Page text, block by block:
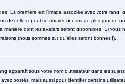
La première est l'image associée avec votre
de celle-ci peut se trouver une image plus grande
dont les avatars seront disponibles. Si vous
(nous sommes sûr qu'elles seront bonnes !).
apparaît sous votre nom d'utilisateur dans les
postés, mais aussi pour identifier certains